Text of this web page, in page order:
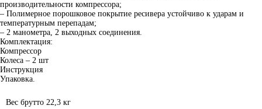
производительности компрессора;
– Полимерное порошковое покрытие ресивера устойчиво к ударам и
температурным перепадам;
– 2 манометра, 2 выходных соединения.
Комплектация:
Компрессор
Колеса – 2 шт
Инструкция
Упаковка.
Вес брутто 22,3 кг